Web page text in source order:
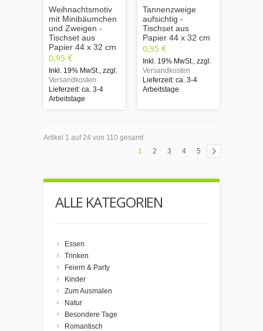
Weihnachtsmotiv
mit Minibäumchen
und Zweigen -
Tischset aus
Papier 44 x 32 cm
0,95 €
Inkl. 19% MwSt. zzgl.
Versandkosten
Lieferzeit: ca. 3-4
Arbeitstage
Tannenzweige
aufsichtig -
Tischset aus
Papier 44 x 32 cm
0,95 €
Inkl. 19% MwSt. zzgl.
Versandkosten
Lieferzeit: ca. 3-4
Arbeitstage
Artikel 1 auf 24 von 110 gesamt
1
2 3 4 5
ALLE KATEGORIEN
Essen
Trinken
Feiern & Party
Kinder
Zum Ausmalen
Natur
Besondere Tage
Romantisch